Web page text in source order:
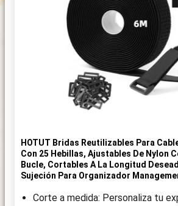
HOTUT Bridas Reutilizables Para
Con 25 Hebillas, Ajustables De Nylon
Bucle, Cortables A La Longitud
Sujeción Para Organizador
Corte a medida: Personaliza tu